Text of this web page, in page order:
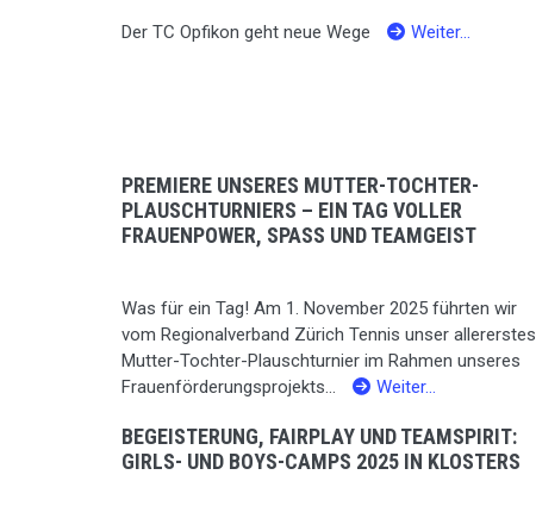
Der TC Opfikon geht neue Wege Weiter…
PREMIERE UNSERES MUTTER-TOCHTER-
PLAUSCHTURNIERS – EIN TAG VOLLER
FRAUENPOWER, SPASS UND TEAMGEIST
Was für ein Tag! Am 1. November 2025 führten wir
vom Regionalverband Zürich Tennis unser allererstes
Mutter-Tochter-Plauschturnier im Rahmen unseres
Frauenförderungsprojekts...
Weiter…
BEGEISTERUNG, FAIRPLAY UND TEAMSPIRIT:
GIRLS- UND BOYS-CAMPS 2025 IN KLOSTERS